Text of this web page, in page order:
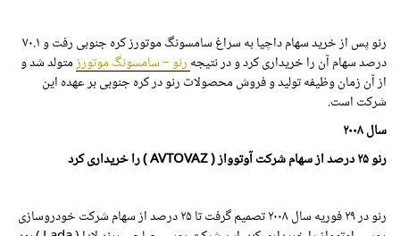
رنو پس از خرید سهام داچیا به سراغ سامسونگ موتورز کره جنوبی رفت و ۷۰.۱
درصد سهام آن را خریداری کرد و در نتیجهرنو – سامسونگ موتورزمتولد شد و
از آن زمان وظیفه تولید و فروش محصولات رنو در کره جنوبی بر عهده این
شرکت است.
سال۲۰۰۸
رنو ۲۵ درصد از سهام شرکت آوتوواز ( AVTOVAZ ) را خریداری کرد
رنو در ۲۹ فوریه سال ۲۰۰۸
تصمیم گرفت تا ۲۵ درصد از سهام شرکت خودروسازی